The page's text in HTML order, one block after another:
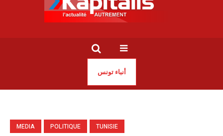
أنباء تونس
MEDIA POLITIQUE TUNISIE